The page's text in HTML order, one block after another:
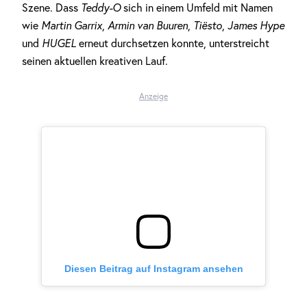
Szene. Dass Teddy-Osich in einem Umfeld mit Namen
wie Martin Garrix, Armin van Buuren, Tiësto, James Hype
und HUGEL erneut durchsetzen konnte, unterstreicht
seinen aktuellen kreativen Lauf.
Anzeige
Diesen Beitrag auf Instagram ansehen